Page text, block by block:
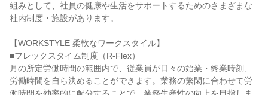
組みとして、社員の健康や生活をサポートするためのさまざまな
社内制度・施設があります。
【WORKSTYLE 柔軟なワークスタイル】
■フレックスタイム制度（R-Flex）
月の所定労働時間の範囲内で、従業員が日々の始業・終業時刻、
労働時間を自ら決めることができます。業務の繁閑に合わせて労